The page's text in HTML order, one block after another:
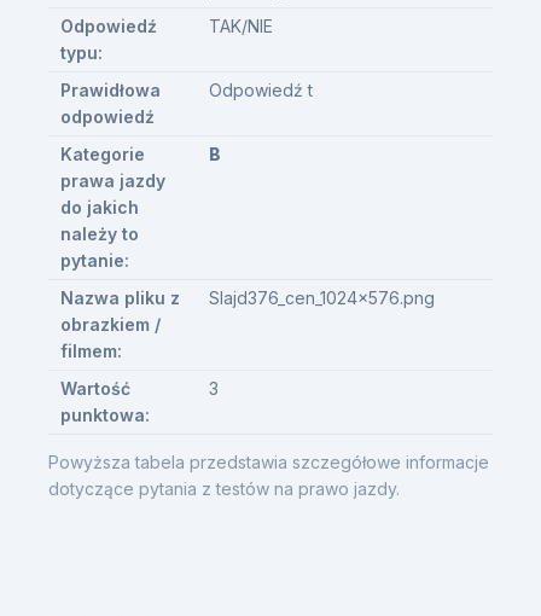
Powyższa tabela przedstawia szczegółowe informacje
dotyczące pytania z testów na prawo jazdy.
Odpowiedź
typu:
TAK/NIE
Prawidłowa
odpowiedź
Odpowiedź t
Kategorie
prawa jazdy
do jakich
należy to
pytanie:
B
Nazwa pliku z
obrazkiem /
filmem:
Slajd376_cen_1024x576.png
Wartość
punktowa:
3